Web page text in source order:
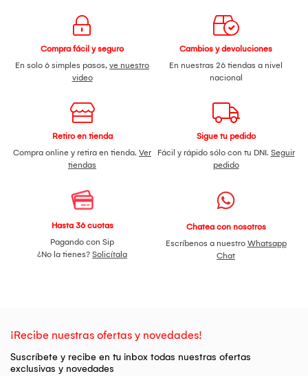
Compra fácil y seguro
En solo 6 simples pasos, ve nuestro
video
Cambios y devoluciones
En nuestras 26 tiendas a nivel
nacional
Retiro en tienda
Compra online y retira en tienda. Ver
tiendas
Sigue tu pedido
Fácil y rápido sólo con tu DNI. Seguir
pedido
Hasta 36 cuotas
Pagando con Sip
¿No la tienes? Solicítala
Chatea con nosotros
Escríbenos a nuestro Whatsapp
Chat
¡Recibe nuestras ofertas y novedades!
Suscríbete y recibe en tu inbox todas nuestras ofertas
exclusivas y novedades